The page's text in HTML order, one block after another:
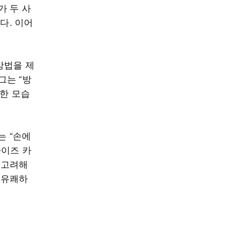
두 사
. 이어
법을 제
는 “방
모습
“손에
즈 카
려해
쾌하